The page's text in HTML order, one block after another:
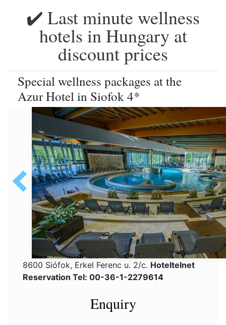
✔️ Last minute wellness
hotels in Hungary at
discount prices
Special wellness packages at the
Azur Hotel in Siofok 4*
8600 Siófok, Erkel Ferenc u. 2/c. Hoteltelnet
Reservation Tel: 00-36-1-2279614
Enquiry